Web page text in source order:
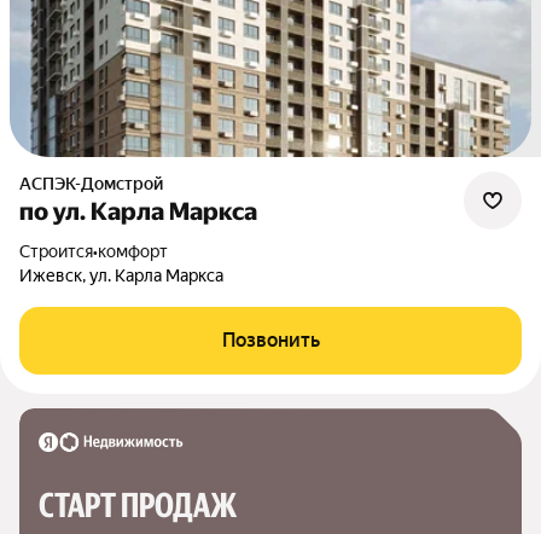
АСПЭК-Домстрой
по ул. Карла Маркса
Строится•комфорт
Ижевск, ул. Карла Маркса
Позвонить
СТАРТ ПРОДАЖ